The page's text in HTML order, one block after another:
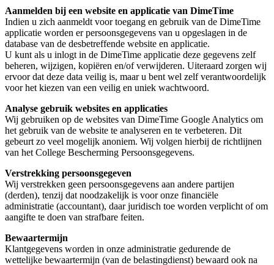
Aanmelden bij een website en applicatie van DimeTime
Indien u zich aanmeldt voor toegang en gebruik van de DimeTime
applicatie worden er persoonsgegevens van u opgeslagen in de
database van de desbetreffende website en applicatie.
U kunt als u inlogt in de DimeTime applicatie deze gegevens zelf
beheren, wijzigen, kopiëren en/of verwijderen. Uiteraard zorgen wij
ervoor dat deze data veilig is, maar u bent wel zelf verantwoordelijk
voor het kiezen van een veilig en uniek wachtwoord.
Analyse gebruik websites en applicaties
Wij gebruiken op de websites van DimeTime Google Analytics om
het gebruik van de website te analyseren en te verbeteren. Dit
gebeurt zo veel mogelijk anoniem. Wij volgen hierbij de richtlijnen
van het College Bescherming Persoonsgegevens.
Verstrekking persoonsgegeven
Wij verstrekken geen persoonsgegevens aan andere partijen
(derden), tenzij dat noodzakelijk is voor onze financiële
administratie (accountant), daar juridisch toe worden verplicht of om
aangifte te doen van strafbare feiten.
Bewaartermijn
Klantgegevens worden in onze administratie gedurende de
wettelijke bewaartermijn (van de belastingdienst) bewaard ook na